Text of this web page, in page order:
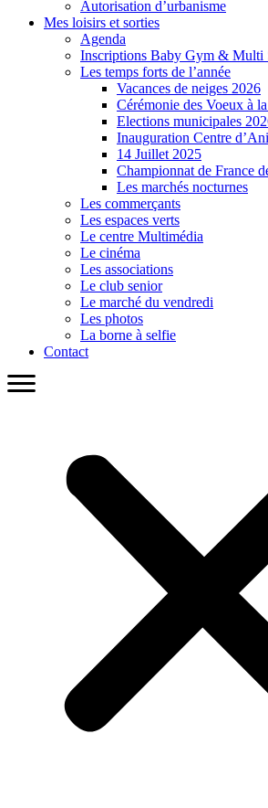
Autorisation d’urbanisme
Mes loisirs et sorties
Agenda
Inscriptions Baby Gym & Multi
Les temps forts de l’année
Vacances de neiges 2026
Cérémonie des Voeux à
Elections municipales
Inauguration Centre
14 Juillet 2025
Championnat de France
Les marchés nocturnes
Les commerçants
Les espaces verts
Le centre Multimédia
Le cinéma
Les associations
Le club senior
Le marché du vendredi
Les photos
La borne à selfie
Contact